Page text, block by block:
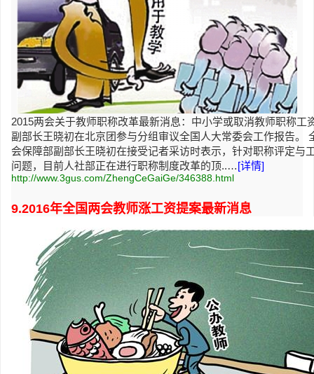
2015两会关于教师职称改革最新消息：中小学或取消教师职
副部长王晓初在北京团参与分组审议全国人大常委会工作报告。
会保障部副部长王晓初在接受记者采访时表示，针对职称评定与
问题，目前人社部正在进行职称制度改革的顶..…[详情]
http://www.3gus.com/ZhengCeGaiGe/346388.html
9.2016年全国两会教师涨工资提案最新消息